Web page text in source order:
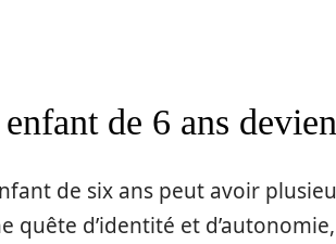
de 6 ans
de six ans peut avoir
quête d’identité et